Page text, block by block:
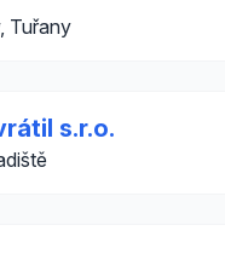
Tuřany
s.r.o.